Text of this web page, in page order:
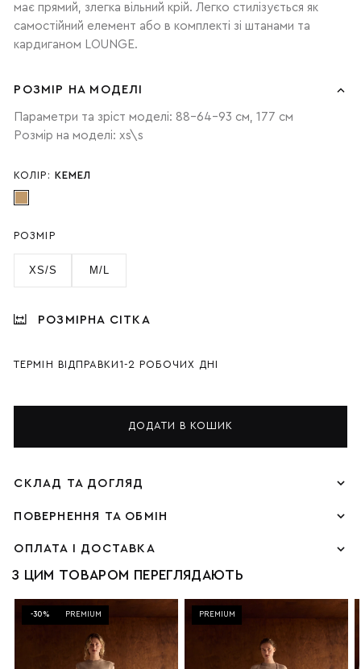
має прямий, злегка вільний крій. Легко стилізується як
самостійний елемент або в комплекті зі штанами та
кардиганом LOUNGE.
РОЗМІР НА МОДЕЛІ
Параметри та зріст моделі: 88-64-93 см, 177 см
Розмір на моделі: xs\s
КОЛІР: КЕМЕЛ
РОЗМІР
XS/S M/L
РОЗМІРНА СІТКА
ТЕРМІН ВІДПРАВКИ 1-2 РОБОЧИХ ДНІ
ДОДАТИ В КОШИК
СКЛАД ТА ДОГЛЯД
ПОВЕРНЕННЯ ТА ОБМІН
ОПЛАТА І ДОСТАВКА
З ЦИМ ТОВАРОМ ПЕРЕГЛЯДАЮТЬ
-30% PREMIUM PREMIUM